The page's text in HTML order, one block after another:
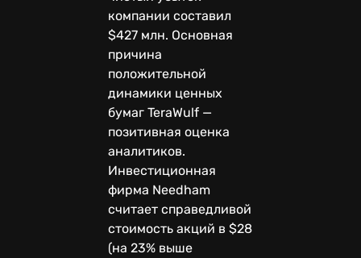
компании составил
$427 млн. Основная
причина
положительной
динамики ценных
бумаг TeraWulf —
позитивная оценка
аналитиков.
Инвестиционная
фирма Needham
считает справедливой
стоимость акций в $28
(на 23% выше